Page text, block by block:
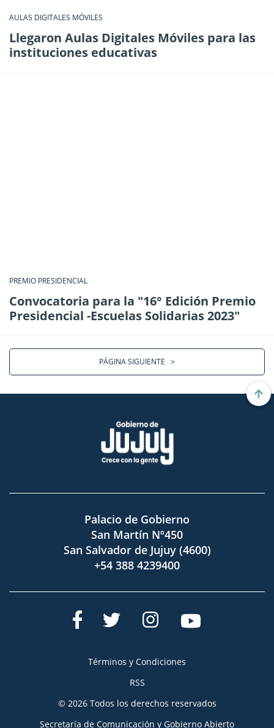
AULAS DIGITALES MÓVILES
Llegaron Aulas Digitales Móviles para las
instituciones educativas
PREMIO PRESIDENCIAL
Convocatoria para la "16° Edición Premio
Presidencial -Escuelas Solidarias 2023"
PÁGINA SIGUIENTE >
Palacio de Gobierno
San Martín Nº450
San Salvador de Jujuy (4600)
+54 388 4239400
Términos y Condiciones
RSS
© 2026 Todos los derechos reservados
Secretaría de Comunicación y Gobierno Abierto